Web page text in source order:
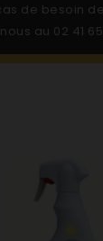
de besoin
nous au 02 41